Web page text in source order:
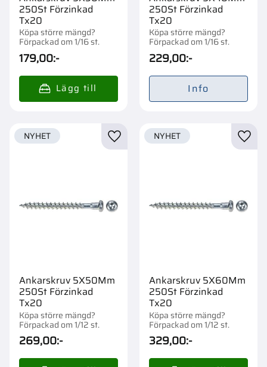
250St Förzinkad
Tx20
Köpa större mängd?
Förpackad om 1/16 st.
179,00:-
250St Förzinkad
Tx20
Köpa större mängd?
Förpackad om 1/16 st.
229,00:-
Info
Ankarskruv 5X50Mm
250St Förzinkad
Tx20
Köpa större mängd?
Förpackad om 1/12 st.
269,00:-
NYHET Lägg till i favoriter
Ankarskruv 5X60Mm
250St Förzinkad
Tx20
Köpa större mängd?
Förpackad om 1/12 st.
329,00:-
NYHET